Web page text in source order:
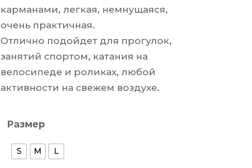
карманами, легкая, немнущаяся,
очень практичная.
Отлично подойдет для прогулок,
занятий спортом, катания на
велосипеде и роликах, любой
активности на свежем воздухе.
Размер
S M L